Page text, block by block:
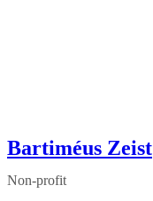
Bartiméus Zeist
Non-profit